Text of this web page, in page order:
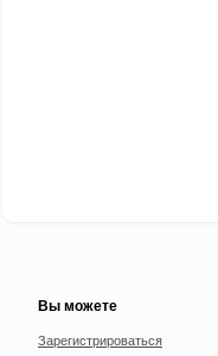
Вы можете
Зарегистрироваться